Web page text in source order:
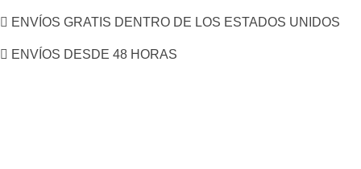
ENVÍOS GRATIS DENTRO DE LOS ESTADOS UNIDOS
ENVÍOS DESDE 48 HORAS